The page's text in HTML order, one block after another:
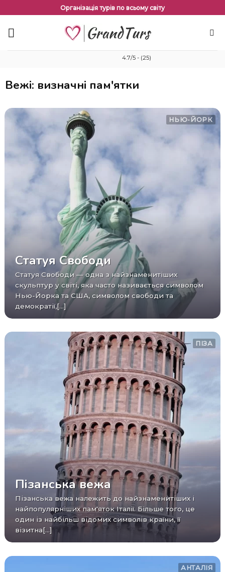
змісту
Організація турів по всьому світу
4.7/5 - (25)
Вежі: визначні пам'ятки
НЬЮ-ЙОРК
Статуя Свободи
Статуя Свободи — одна з найзнаменитіших
скульптур у світі, яка часто називається символом
Нью-Йорка та США, символом свободи та
демократії,[...]
ПІЗА
Пізанська вежа
Пізанська вежа належить до найзнаменитіших і
найпопулярніших пам'яток Італії. Більше того, це
один із найбільш відомих символів країни, її
візитна[...]
АНТАЛІЯ